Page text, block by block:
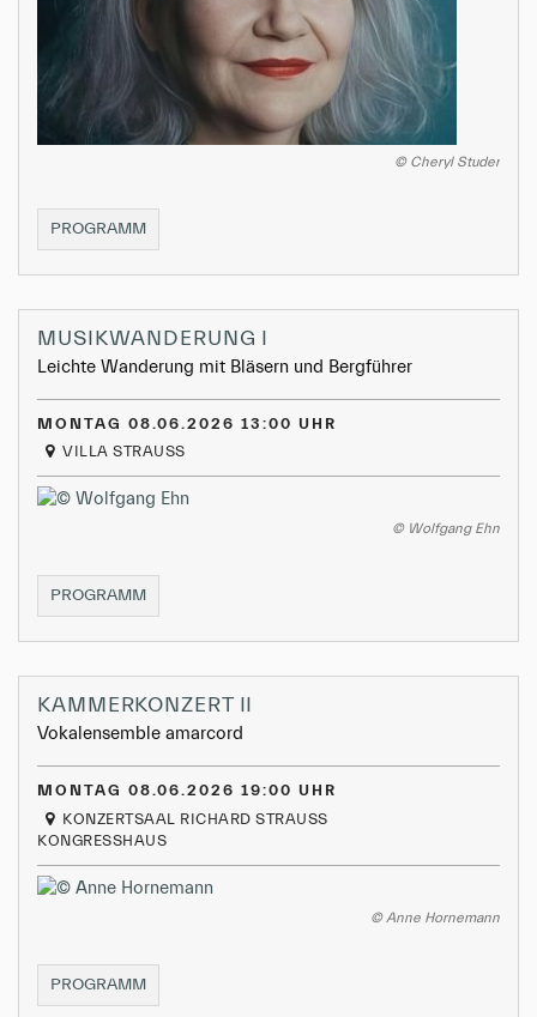
© Cheryl Studer
PROGRAMMMEISTERKURS
I-
IV
MUSIKWANDERUNG I
Leichte Wanderung mit Bläsern und Bergführer
MONTAG 08.06.2026 13:00 UHR
VILLA STRAUSS
© Wolfgang Ehn
PROGRAMMMUSIKWANDERUNG
I
KAMMERKONZERT II
Vokalensemble amarcord
MONTAG 08.06.2026 19:00 UHR
KONZERTSAAL RICHARD STRAUSS
KONGRESSHAUS
© Anne Hornemann
PROGRAMMKAMMERKONZERT
II